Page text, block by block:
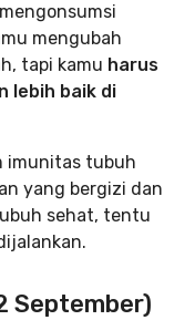
mengubah
tapi kamu harus
lebih baik di
imunitas tubuh
yang bergizi dan
sehat, tentu
September)